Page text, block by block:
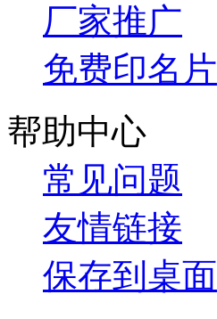
厂家推广
免费印名片
帮助中心
常见问题
友情链接
保存到桌面